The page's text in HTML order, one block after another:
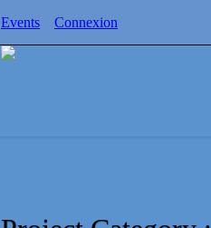
Events Connexion